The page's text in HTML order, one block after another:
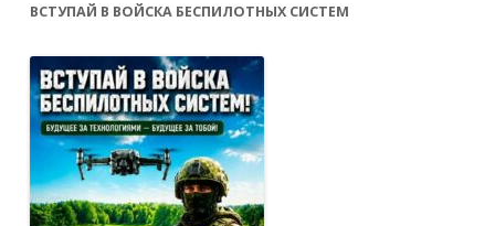
ВСТУПАЙ В ВОЙСКА БЕСПИЛОТНЫХ СИСТЕМ